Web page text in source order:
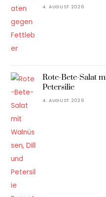
4. AUGUST 2026
Rote-Bete-Salat
Petersilie
4. AUGUST 2026